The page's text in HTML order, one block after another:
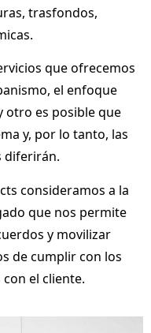
trasfondos,
que ofrecemos
, el enfoque
otro es posible que
y, por lo tanto, las
diferirán.
consideramos a la
que nos permite
y movilizar
de cumplir con los
el cliente.